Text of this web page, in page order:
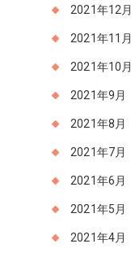
2021年12月
2021年11月
2021年10月
2021年9月
2021年8月
2021年7月
2021年6月
2021年5月
2021年4月